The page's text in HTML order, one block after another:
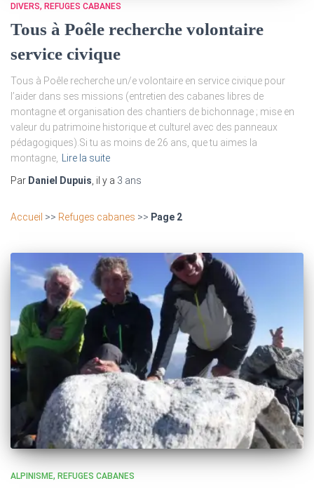
DIVERS REFUGES CABANES
Tous à Poêle recherche volontaire
service civique
Tous à Poêle recherche un/e volontaire en service civique pour
l’aider dans ses missions (entretien des cabanes libres de
montagne et organisation des chantiers de bichonnage ; mise en
valeur du patrimoine historique et culturel avec des panneaux
pédagogiques).Si tu as moins de 26 ans, que tu aimes la
montagne, Lire la suite
Par Daniel Dupuis, il y a 3 ans
Accueil >> Refuges cabanes >> Page 2
ALPINISME REFUGES CABANES